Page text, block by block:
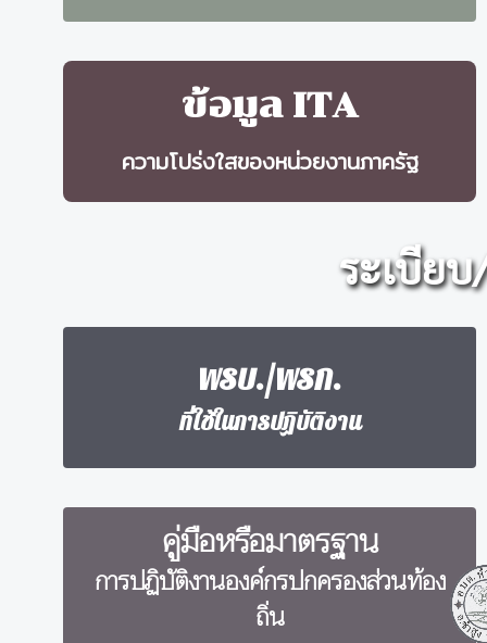
ข้อมูล ITA
ความโปร่งใสของหน่วยงานภาครัฐ
ระเบีย
พรบ./พรก.
ที่ใช้ในการปฏิบัติงาน
คู่มือหรือมาตรฐาน
การปฏิบัติงานองค์กรปกครองส่วนท้อง
ถิ่น